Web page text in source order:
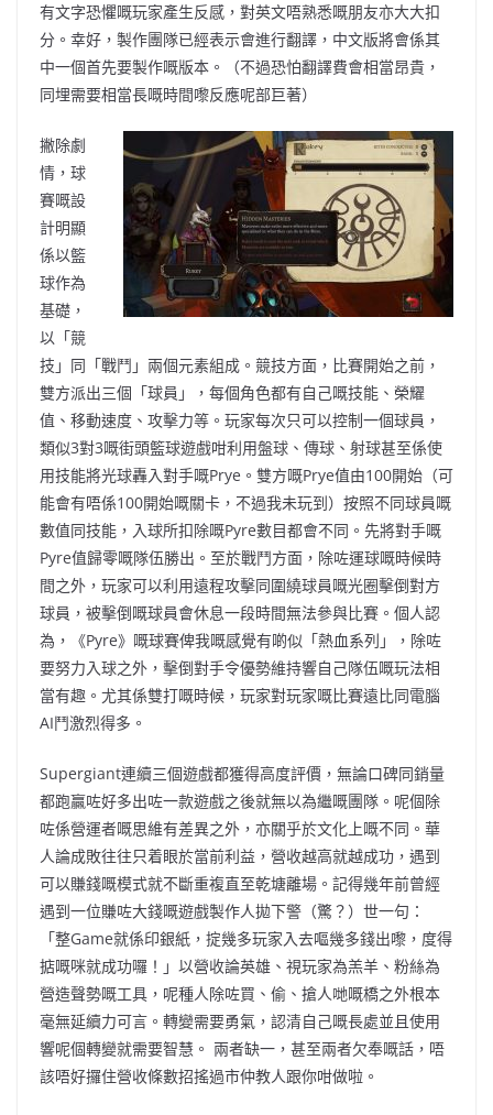
有文字恐懼嘅玩家產生反感，對英文唔熟悉嘅朋友亦大大扣
分。幸好，製作團隊已經表示會進行翻譯，中文版將會係其
中一個首先要製作嘅版本。（不過恐怕翻譯費會相當昂貴，
同埋需要相當長嘅時間嚟反應呢部巨著）
撇除劇
情，球
賽嘅設
計明顯
係以籃
球作為
基礎，
以「競
技」同「戰鬥」兩個元素組成。競技方面，比賽開始之前，
雙方派出三個「球員」，每個角色都有自己嘅技能、榮耀
值、移動速度、攻擊力等。玩家每次只可以控制一個球員，
類似3對3嘅街頭籃球遊戲咁利用盤球、傳球、射球甚至係使
用技能將光球轟入對手嘅Prye。雙方嘅Prye值由100開始（可
能會有唔係100開始嘅關卡，不過我未玩到）按照不同球員嘅
數值同技能，入球所扣除嘅Pyre數目都會不同。先將對手嘅
Pyre值歸零嘅隊伍勝出。至於戰鬥方面，除咗運球嘅時候時
間之外，玩家可以利用遠程攻擊同圍繞球員嘅光圈擊倒對方
球員，被擊倒嘅球員會休息一段時間無法參與比賽。個人認
為，《Pyre》嘅球賽俾我嘅感覺有啲似「熱血系列」，除咗
要努力入球之外，擊倒對手令優勢維持響自己隊伍嘅玩法相
當有趣。尤其係雙打嘅時候，玩家對玩家嘅比賽遠比同電腦
AI鬥激烈得多。
Supergiant連續三個遊戲都獲得高度評價，無論口碑同銷量
都跑贏咗好多出咗一款遊戲之後就無以為繼嘅團隊。呢個除
咗係營運者嘅思維有差異之外，亦關乎於文化上嘅不同。華
人論成敗往往只着眼於當前利益，營收越高就越成功，遇到
可以賺錢嘅模式就不斷重複直至乾塘離場。記得幾年前曾經
遇到一位賺咗大錢嘅遊戲製作人拋下警（驚？）世一句：
「整Game就係印銀紙，掟幾多玩家入去嘔幾多錢出嚟，度得
掂嘅咪就成功囉！」以營收論英雄、視玩家為羔羊、粉絲為
營造聲勢嘅工具，呢種人除咗買、偷、搶人哋嘅橋之外根本
毫無延續力可言。轉變需要勇氣，認清自己嘅長處並且使用
響呢個轉變就需要智慧。 兩者缺一，甚至兩者欠奉嘅話，唔
該唔好攞住營收條數招搖過市仲教人跟你咁做啦。